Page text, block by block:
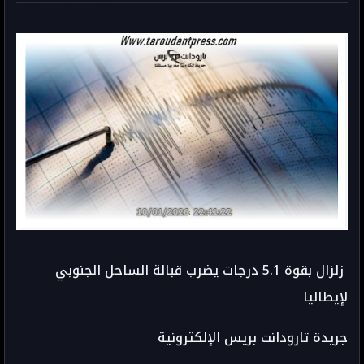
زلزال بقوة 5.1 درجات يضرب قبالة الساحل الجنوبي
لإيطاليا
جريدة تارودانت بريس الإلكترونية